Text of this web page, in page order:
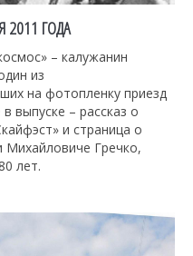
2011 ГОДА
– калужанин
из
на фотопленку приезд
выпуске – рассказ о
и страница о
Михайловиче Гречко,
лет.